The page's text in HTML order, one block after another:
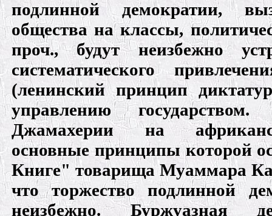
подлинной демократии,
общества на классы,
проч., будут неизбежно
систематического
(ленинский принцип
управлению
Джамахерии на
основные принципы которой
Книге" товарища Муаммара
что торжество подлинной
неизбежно. Буржуазная